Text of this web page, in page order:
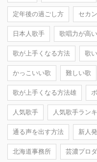
定年後の過ごし方 セカ
日本人歌手 歌唱力が高い
歌が上手くなる方法 歌
かっこいい歌 難しい歌
歌が上手くなる方法雄
人気歌手 人気歌手ラン
通る声を出す方法 新人
北海道事務所 芸濃プロ